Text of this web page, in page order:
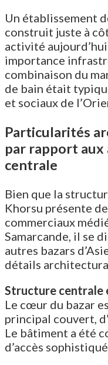
Un établissement
construit juste à
activité
importance
combinaison du
de bain était
et sociaux de
Particularités
par rapport aux
centrale
Bien que la
Khorsu présente
commerciaux
Samarcande, il se
autres bazars
détails
Structure centrale
Le cœur du bazar
principal couvert,
Le bâtiment a été
d’accès